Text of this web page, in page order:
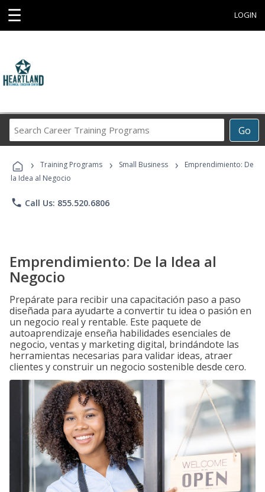
☰ LOGIN
Go
Career
Programs
› Training Programs › Small Business ›
Emprendimiento: De
la Idea al Negocio
phone Call Us: 855.520.6806
Emprendimiento: De la Idea al
Negocio
Prepárate para recibir una capacitación paso a paso
diseñada para ayudarte a convertir tu idea o pasión en
un negocio real y rentable. Este paquete de
autoaprendizaje enseña habilidades esenciales de
negocio, ventas y marketing digital, brindándote las
herramientas necesarias para validar ideas, atraer
clientes y construir un negocio sostenible desde cero.